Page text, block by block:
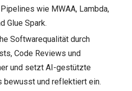
wie MWAA, Lambda,
Glue Spark.
Softwarequalität durch
Code Reviews und
und setzt AI-gestützte
bewusst und reflektiert ein.